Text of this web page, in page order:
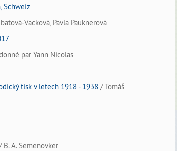
Schweiz
Vacková, Pavla Pauknerová
par Yann Nicolas
tisk v letech 1918 - 1938 / Tomáš
/ B. A. Semenovker